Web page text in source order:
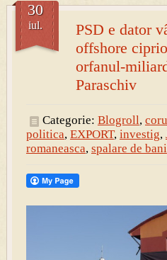
PSD e dator
offshore
orfanul-
Paraschiv
30
iul.
Categorie: Blogroll,
politica, EXPORT, investig,
romaneasca, spalare de bani